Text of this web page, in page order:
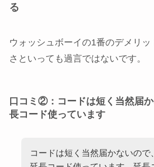
る
ウォッシュボーイの1番のデメリ
さといっても過言ではないです。
口コミ②：コードは短く当然届
長コード使っています
コードは短く当然届かないので、